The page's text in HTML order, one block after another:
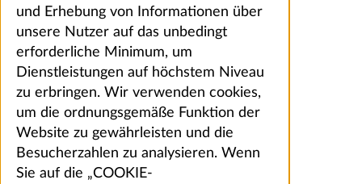
und Erhebung von Informationen über
unsere Nutzer auf das unbedingt
erforderliche Minimum, um
Dienstleistungen auf höchstem Niveau
zu erbringen. Wir verwenden cookies,
um die ordnungsgemäße Funktion der
Website zu gewährleisten und die
Besucherzahlen zu analysieren. Wenn
Sie auf die „COOKIE-